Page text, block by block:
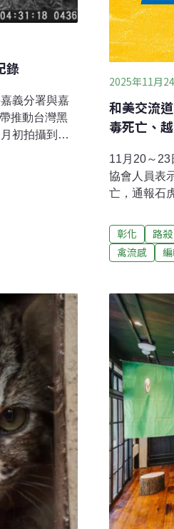
錄
義分署與嘉
推動台灣黑
初拍攝到石
嘉義縣近年
國道1號嘉
2025年11月
和美交流
毒死亡、
11月20～23
協會人員表
亡，通報石
導）彰化成
化沿海與偏
統計顯示，
動，地方認
國一致的跨
彰化 路殺
禽流感